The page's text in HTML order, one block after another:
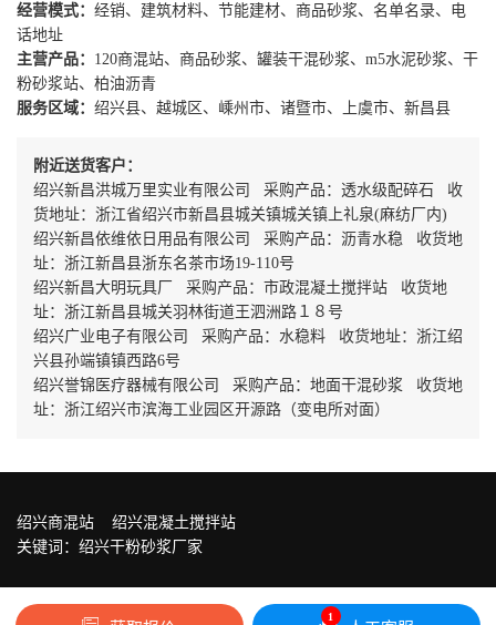
经营模式： 经销、建筑材料、节能建材、商品砂浆、名单名录、电
话地址
主营产品： 120商混站、商品砂浆、罐装干混砂浆、m5水泥砂浆、干
粉砂浆站、柏油沥青
服务区域： 绍兴县、越城区、嵊州市、诸暨市、上虞市、新昌县
附近送货客户：
绍兴新昌洪城万里实业有限公司 采购产品：透水级配碎石 收
货地址：浙江省绍兴市新昌县城关镇城关镇上礼泉(麻纺厂内)
绍兴新昌依维依日用品有限公司 采购产品：沥青水稳 收货地
址：浙江新昌县浙东名茶市场19-110号
绍兴新昌大明玩具厂 采购产品：市政混凝土搅拌站 收货地
址：浙江新昌县城关羽林街道王泗洲路１８号
绍兴广业电子有限公司 采购产品：水稳料 收货地址：浙江绍
兴县孙端镇镇西路6号
绍兴誉锦医疗器械有限公司 采购产品：地面干混砂浆 收货地
址：浙江绍兴市滨海工业园区开源路（变电所对面）
绍兴商混站
绍兴混凝土搅拌站
关键词： 绍兴干粉砂浆厂家
1